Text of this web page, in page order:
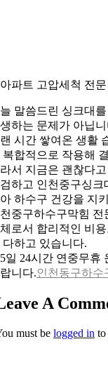
파트 고압세척 전문
말씀드린 싱크대
하는 문제가 아닙니
시간 쌓여온 생활
복합적으로 작용해
서 지금은 괜찮다
하고 인천중구싱크
하수구 건강을 지
중구하수구막힘 전
로서 합리적인 비
다하고 있습니다.
일 24시간 연중무휴
니다.인천동구하수
A
must be logged in to